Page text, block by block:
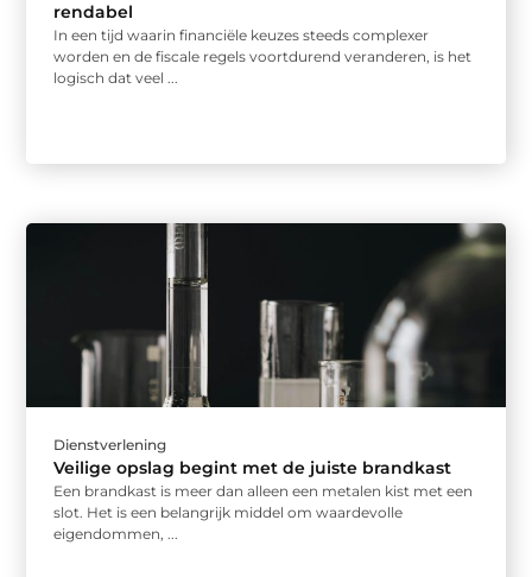
rendabel
In een tijd waarin financiële keuzes steeds complexer
worden en de fiscale regels voortdurend veranderen, is het
logisch dat veel ...
Dienstverlening
Veilige opslag begint met de juiste brandkast
Een brandkast is meer dan alleen een metalen kist met een
slot. Het is een belangrijk middel om waardevolle
eigendommen, ...